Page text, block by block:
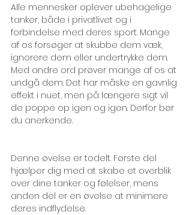
Alle mennesker oplever ubehagelige
tanker, både i privatlivet og i
forbindelse med deres sport. Mange
af os forsøger at skubbe dem væk,
ignorere dem eller undertrykke dem.
Med andre ord prøver mange af os at
undgå dem. Det har måske en gavnlig
effekt i nuet, men på længere sigt vil
de poppe op igen og igen. Derfor bør
du anerkende.
Denne øvelse er todelt. Første del
hjælper dig med at skabe et overblik
over dine tanker og følelser, mens
anden del er en øvelse at minimere
deres indflydelse.